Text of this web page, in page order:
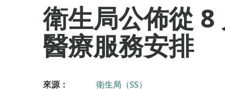
衛生局公佈從 8
醫療服務安排
來源：
衛生局（SS）